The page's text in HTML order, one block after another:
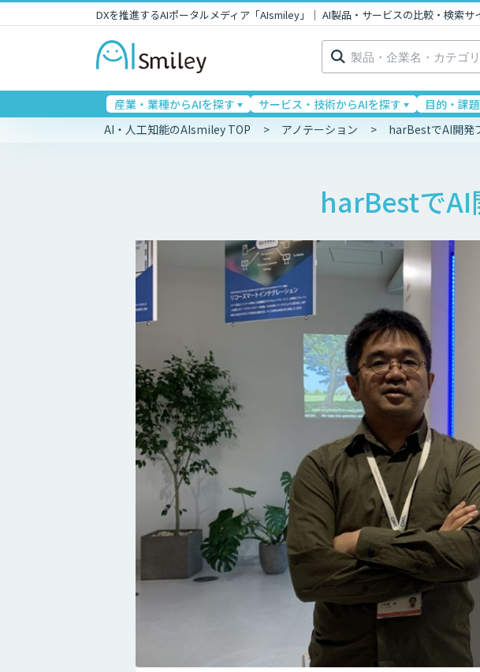
DXを推進するAIポータルメディア「AIsmiley」｜ AI製品・サービスの比較・検索サ
検
索:
産業・業種からAIを探す サービス・技術からAIを探す 目的・課
AI・人工知能のAIsmiley TOP アノテーション harBestでAI開発
harBestでAI